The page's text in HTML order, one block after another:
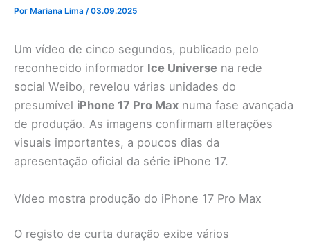
Por Mariana Lima /03.09.2025
Um vídeo de cinco segundos, publicado pelo
reconhecido informador Ice Universe na rede
social Weibo, revelou várias unidades do
presumível iPhone 17 Pro Max numa fase avançada
de produção. As imagens confirmam alterações
visuais importantes, a poucos dias da
apresentação oficial da série iPhone 17.
Vídeo mostra produção do iPhone 17 Pro Max
O registo de curta duração exibe vários